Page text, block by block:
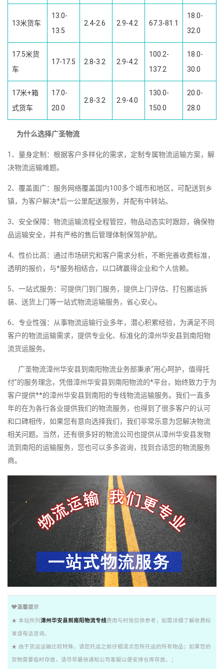
13米货车
13.0-
13.5
2.4-2.6 2.9-4.2 67.3-81.1
18.0-
32.0
17.5米货
车
17-17.5 2.8-3.2 2.9-4.2
100.2-
137.2
18.0-
30.0
17米+箱
式货车
17.0-
20.0
2.8-3.2 2.9-4.0
130.0-
150.0
20.0-
28.0
为什么选择广圣物流
1、量身定制：根据客户多样化的需求，定制专属物流运输方案，解
决物流运输难题。
2、覆盖面广：服务网络覆盖国内100多个城市和地区，可配送到乡
镇，为客户解决*后一公里配送服务，并配有中转站。
3、安全保障：物流运输流程全程管控，物品动态实时跟踪，确保物
品运输安全，并有严格的售后管理体制保驾护航。
4、性价比高：通过市场研究和客户需求分析，不断完善收费标准，
透明的报价，与*服务相结合，以口碑赢得企业和个人信赖。
5、一站式服务：可提供门到门服务，提供上门评估、打包搬运拆
装、送货上门等一站式物流运输服务，省心安心。
6、专业性强：从事物流运输行业多年，潜心积累经验，为满足不同
客户的物流运输需求，提供专业化、标准化的漳州华安县到南阳物
流货运服务。
广圣物流漳州华安县到南阳物流业务部秉承“用心呵护，值得托
付”的服务理念，凭借漳州华安县到南阳物流的*平台，始终致力于为
客户提供**的漳州华安县到南阳的专线物流运输服务。我们一直多
年的在为各行各业提供我们的物流服务，也得到了很多客户的认可
和口碑相传，如果您有意向选择我们，我们非常乐意为您解决物流
相关问题。当然，还有很多好的物流公司也提供从漳州华安县发物
流到南阳的运输服务，您也可以多多咨询，找到合适您的物流服务
商。
温馨提示
★ 本站所列 漳州华安县到南阳物流专线费用与时效仅供参考，如需详细了解收费标
准请电话咨询。
★ 由于货运运输比较特殊，请您托运之前仔细清点您所托运的所有物品；如果您的
货物需要临时存放，请尽早最快通知公司客服以便安排仓库存放。；